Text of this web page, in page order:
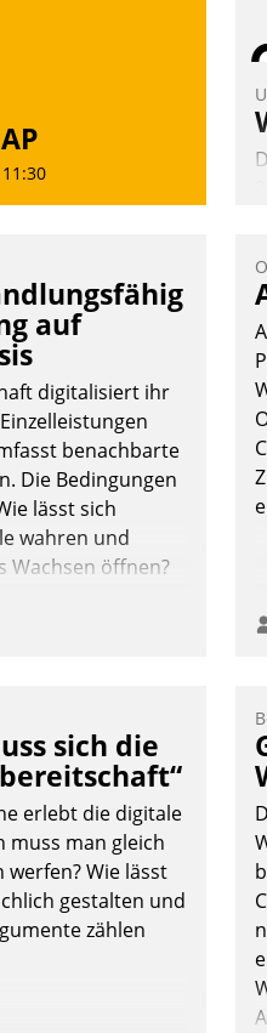
11:30
auf
digitalisiert ihr
benachbarte
Die Bedingungen
lässt sich
wahren und
Wachsen öffnen?
sich die
erlebt die digitale
muss man gleich
Wie lässt
gestalten und
zählen